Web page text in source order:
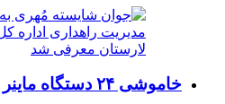
خاموشی ۲۴ دستگاه ماینر فاقد مجوز در لامرد